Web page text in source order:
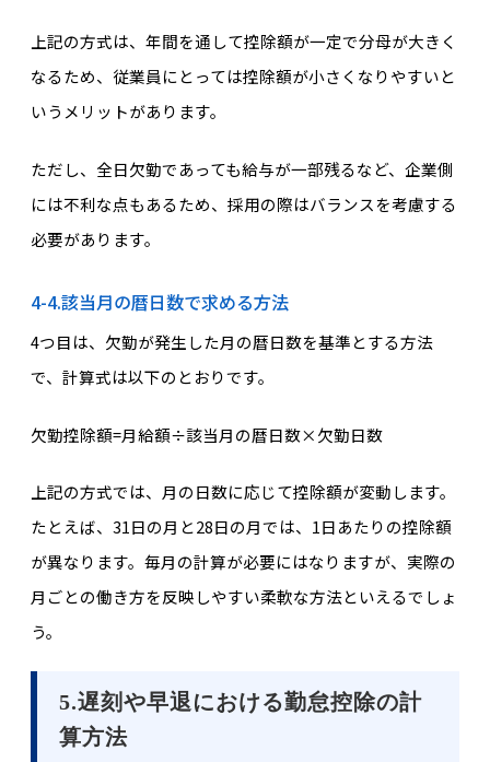
上記の方式は、年間を通して控除額が一定で分母が大きく
なるため、従業員にとっては控除額が小さくなりやすいと
いうメリットがあります。
ただし、全日欠勤であっても給与が一部残るなど、企業側
には不利な点もあるため、採用の際はバランスを考慮する
必要があります。
4-4.該当月の暦日数で求める方法
4つ目は、欠勤が発生した月の暦日数を基準とする方法
で、計算式は以下のとおりです。
欠勤控除額=月給額÷該当月の暦日数×欠勤日数
上記の方式では、月の日数に応じて控除額が変動します。
たとえば、31日の月と28日の月では、1日あたりの控除額
が異なります。毎月の計算が必要にはなりますが、実際の
月ごとの働き方を反映しやすい柔軟な方法といえるでしょ
う。
5.遅刻や早退における勤怠控除の計
算方法